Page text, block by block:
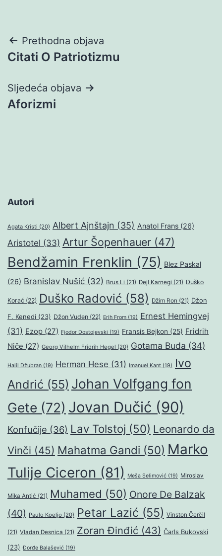
Navigacija
objava
Prethodna objava
Citati O Patriotizmu
Sljedeća objava
Aforizmi
Autori
Agata Kristi (20) Albert Ajnštajn (35) Anatol Frans (26)
Aristotel (33) Artur Šopenhauer (47)
Bendžamin Frenklin (75) Blez Paskal
(26) Branislav Nušić (32) Brus Li (21) Dejl Karnegi (21) Duško
Korać (22) Duško Radović (58) Džim Ron (21) Džon
F. Kenedi (23) Džon Vuden (22) Erih From (19) Ernest Hemingvej
(31) Ezop (27) Fjodor Dostojevski (19) Fransis Bejkon (25) Fridrih
Niče (27) Georg Vilhelm Fridrih Hegel (20) Gotama Buda (34)
Halil Džubran (19) Herman Hese (31) Imanuel Kant (19)
Ivo
Andrić (55) Johan Volfgang fon
Gete (72) Jovan Dučić (90)
Konfučije (36) Lav Tolstoj (50) Leonardo da
Vinči (45) Mahatma Gandi (50) Marko
Tulije Ciceron (81) Meša Selimović (19) Miroslav
Mika Antić (21) Muhamed (50) Onore De Balzak
(40) Paulo Koeljo (20) Petar Lazić (55) Vinston Čerčil
(21) Vladan Desnica (21) Zoran Đinđić (43) Čarls Bukovski
(23) Đorđe Balašević (19)